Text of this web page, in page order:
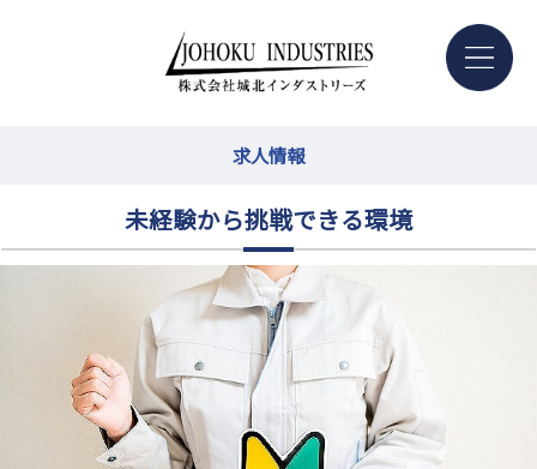
求人情報
未経験から挑戦できる環境